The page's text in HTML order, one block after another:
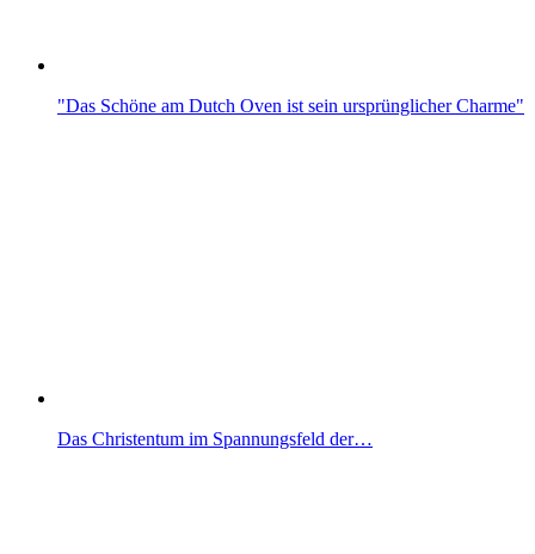
"Das Schöne am Dutch Oven ist sein ursprünglicher Charme"
Das Christentum im Spannungsfeld der…